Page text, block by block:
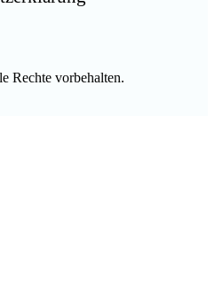
Rechte vorbehalten.